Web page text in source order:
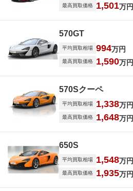
最高買取価格 1,501万円
570GT
平均買取相場 994万円
最高買取価格 1,590万円
570Sクーペ
平均買取相場 1,338万円
最高買取価格 1,648万円
650S
平均買取相場 1,548万円
最高買取価格 1,935万円